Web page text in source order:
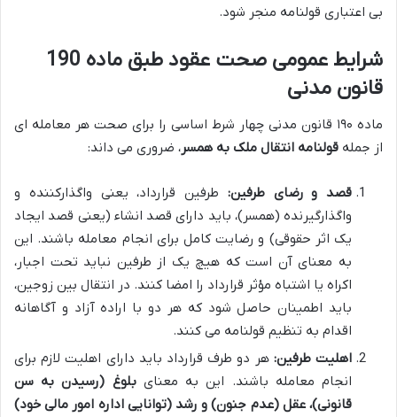
بی اعتباری قولنامه منجر شود.
شرایط عمومی صحت عقود طبق ماده 190
قانون مدنی
ماده ۱۹۰ قانون مدنی چهار شرط اساسی را برای صحت هر معامله ای
از جمله قولنامه انتقال ملک به همسر، ضروری می داند:
قصد و رضای طرفین: طرفین قرارداد، یعنی واگذارکننده و
واگذارگیرنده (همسر)، باید دارای قصد انشاء (یعنی قصد ایجاد
یک اثر حقوقی) و رضایت کامل برای انجام معامله باشند. این
به معنای آن است که هیچ یک از طرفین نباید تحت اجبار،
اکراه یا اشتباه مؤثر قرارداد را امضا کنند. در انتقال بین زوجین،
باید اطمینان حاصل شود که هر دو با اراده آزاد و آگاهانه
اقدام به تنظیم قولنامه می کنند.
اهلیت طرفین: هر دو طرف قرارداد باید دارای اهلیت لازم برای
انجام معامله باشند. این به معنایبلوغ (رسیدن به سن
قانونی)، عقل (عدم جنون) و رشد (توانایی اداره امور مالی خود)